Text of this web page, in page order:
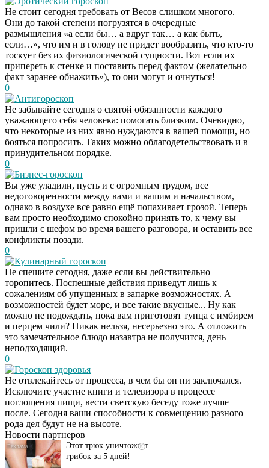
Не стоит сегодня требовать от Весов слишком многого.
Они до такой степени погрузятся в очередные
размышления «а если бы… а вдруг так… а как быть,
если…», что им и в голову не придет вообразить, что кто-то
тоскует без их физиологической сущности. Вот если их
припереть к стенке и поставить перед фактом (желательно
факт заранее обнажить»), то они могут и очнуться!
0
Антигороскоп
Не забывайте сегодня о святой обязанности каждого
уважающего себя человека: помогать близким. Очевидно,
что некоторые из них явно нуждаются в вашей помощи, но
бояться попросить. Таких можно облагодетельствовать и в
принудительном порядке.
0
Бизнес-гороскоп
Вы уже уладили, пусть и с огромным трудом, все
недоговоренности между вами и вашим и начальством,
однако в воздухе все равно ещё попахивает грозой. Теперь
вам просто необходимо спокойно принять то, к чему вы
пришли с шефом во время вашего разговора, и оставить все
конфликты позади.
0
Кулинарный гороскоп
Не спешите сегодня, даже если вы действительно
торопитесь. Поспешные действия приведут лишь к
сожалениям об упущенных в запарке возможностях. А
возможностей будет море, и все такие вкусные... Ну как
можно не подождать, пока вам приготовят тунца с имбирем
и перцем чили? Никак нельзя, несерьезно это. А отложить
это замечательное блюдо назавтра не получится, день
неподходящий.
0
Гороскоп здоровья
Не отвлекайтесь от процесса, в чем бы он ни заключался.
Исключите участие книги и телевизора в процессе
поглощения пищи, вести светскую беседу тоже лучше
после. Сегодня ваши способности к совмещению разного
рода дел будут не на высоте.
Новости партнеров
i
Даже самый
запущенный грибок
исчезнет с корнем,
если перед сном…
i
Этот трюк уничтожает
грибок за 5 дней!